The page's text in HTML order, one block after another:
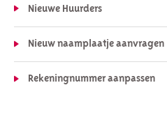
Nieuwe Huurders
Nieuw naamplaatje aanvragen
Rekeningnummer aanpassen